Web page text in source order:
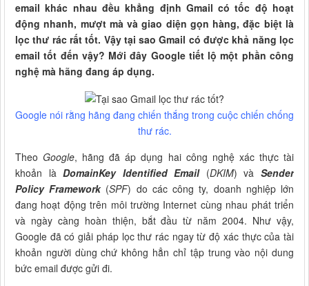
email khác nhau đều khẳng định Gmail có tốc độ hoạt
động nhanh, mượt mà và giao diện gọn hàng, đặc biệt là
lọc thư rác rất tốt. Vậy tại sao Gmail có được khả năng lọc
email tốt đến vậy? Mới đây Google tiết lộ một phần công
nghệ mà hãng đang áp dụng.
Google nói rằng hãng đang chiến thắng trong cuộc chiến chống
thư rác.
TheoGoogle, hãng đã áp dụng hai công nghệ xác thực tài
khoản làDomainKey Identified Email(DKIM) vàSender
Policy Framework(SPF) do các công ty, doanh nghiệp lớn
đang hoạt động trên môi trường Internet cùng nhau phát triển
và ngày càng hoàn thiện, bắt đầu từ năm 2004. Như vậy,
Google đã có giải pháp lọc thư rác ngay từ độ xác thực của tài
khoản người dùng chứ không hẳn chỉ tập trung vào nội dung
bức email được gửi đi.